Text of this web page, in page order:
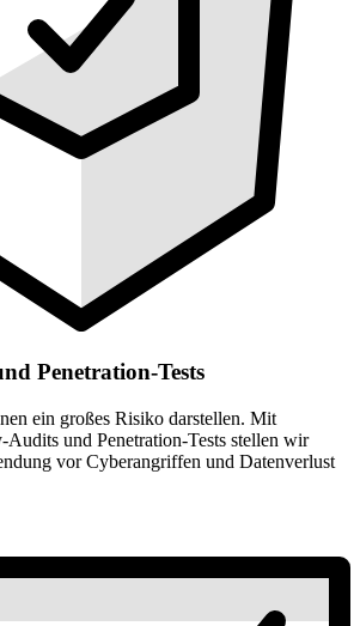
Penetration-Tests
ein großes Risiko darstellen. Mit
Audits und Penetration-Tests stellen wir
vor Cyberangriffen und Datenverlust